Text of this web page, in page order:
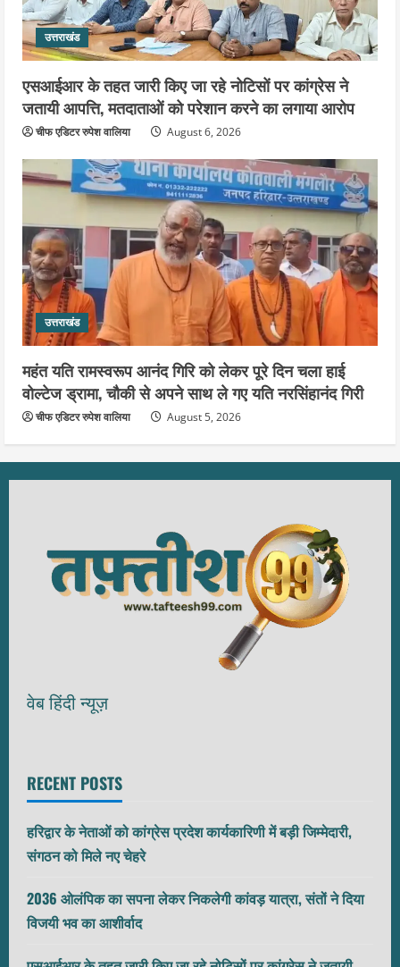
उत्तराखंड
एसआईआर के तहत जारी किए जा रहे नोटिसों पर कांग्रेस ने
जतायी आपत्ति, मतदाताओं को परेशान करने का लगाया आरोप
चीफ एडिटर रुपेश वालिया August 6, 2026
उत्तराखंड
महंत यति रामस्वरूप आनंद गिरि को लेकर पूरे दिन चला हाई
वोल्टेज ड्रामा, चौकी से अपने साथ ले गए यति नरसिंहानंद गिरी
चीफ एडिटर रुपेश वालिया August 5, 2026
वेब हिंदी न्यूज़
RECENT POSTS
हरिद्वार के नेताओं को कांग्रेस प्रदेश कार्यकारिणी में बड़ी जिम्मेदारी,
संगठन को मिले नए चेहरे
2036 ओलंपिक का सपना लेकर निकलेगी कांवड़ यात्रा, संतों ने दिया
विजयी भव का आशीर्वाद